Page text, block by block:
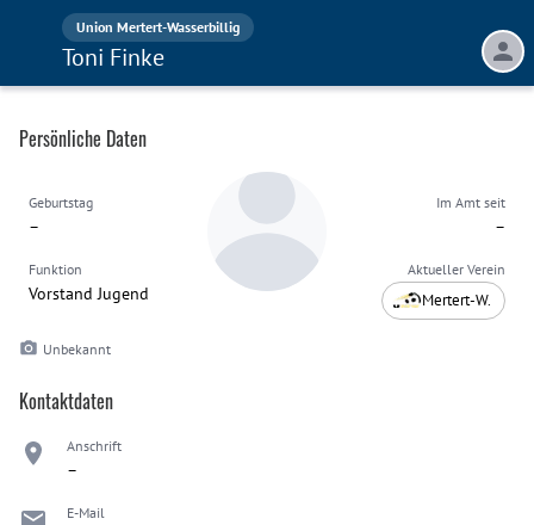
Union Mertert-Wasserbillig
Toni Finke
Persönliche Daten
Geburtstag
–
Funktion
Vorstand Jugend
Im Amt seit
–
Aktueller Verein
Mertert-W.
Unbekannt
Kontaktdaten
Anschrift
–
E-Mail